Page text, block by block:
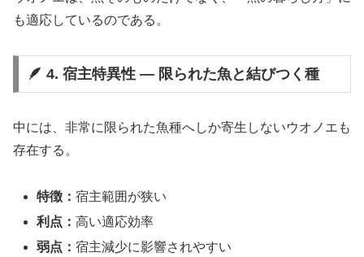
も適応しているのである。
🪶 4. 宿主特異性 ― 限られた魚と結びつく種
中には、非常に限られた魚種へしか寄生しないウオノエも
存在する。
特徴：宿主範囲が狭い
利点：高い適応効率
弱点：宿主減少に影響されやすい